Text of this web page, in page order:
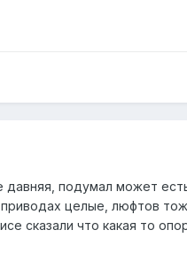
подумал может
целые, люфтов
сказали что какая то